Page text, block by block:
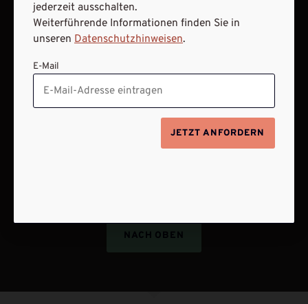
VERTRAG WIDERRUFEN
ABO ONLINE KÜNDIGEN
NACH OBEN
jederzeit ausschalten.
Weiterführende Informationen finden Sie in
unseren Datenschutzhinweisen.
E-Mail
JETZT ANFORDERN